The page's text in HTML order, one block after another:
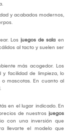
y acabados modernos,
Los juegos de sala en
al tacto y suelen ser
más acogedor. Los
facilidad de limpieza, lo
mascotas. En cuanto al
en el lugar indicado. En
de nuestros juegos
con una inversión que
llevarte el modelo que